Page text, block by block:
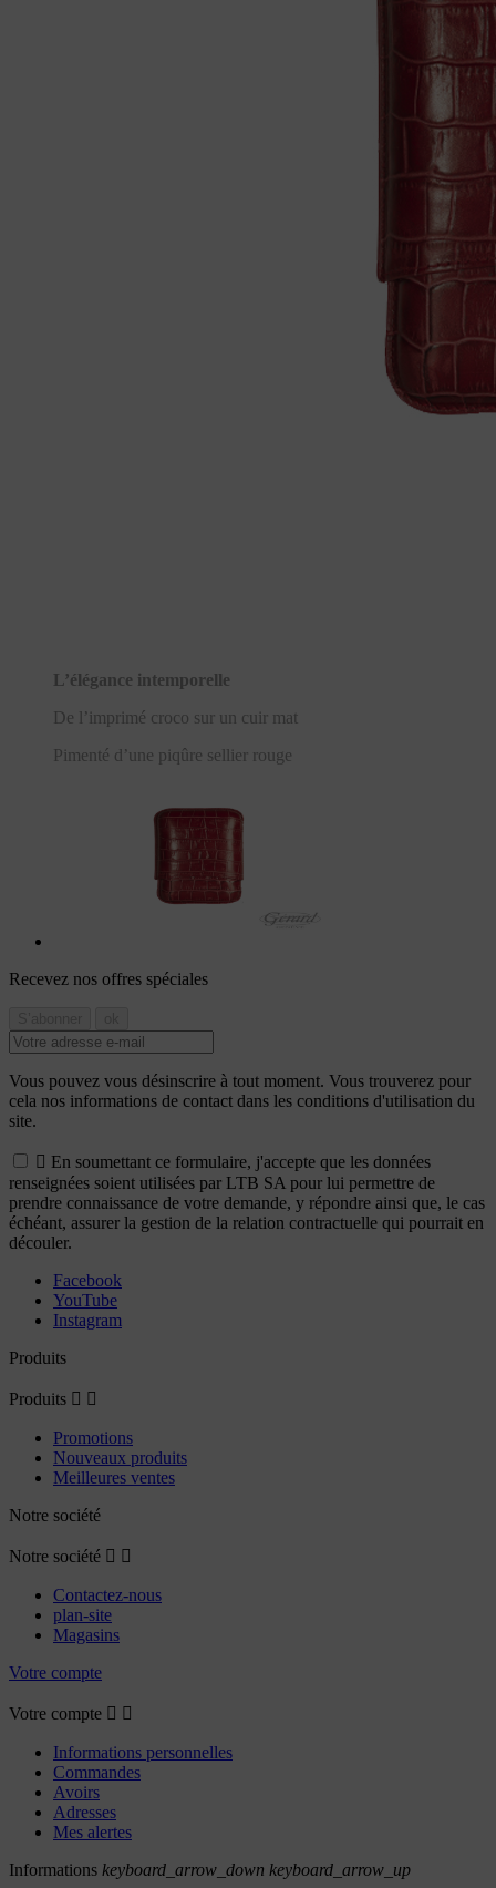
L’élégance intemporelle
De l’imprimé croco sur un cuir mat
Pimenté d’une piqûre sellier rouge
Recevez nos offres spéciales
Vous pouvez vous désinscrire à tout moment. Vous trouverez pour
cela nos informations de contact dans les conditions d'utilisation du
site.
 En soumettant ce formulaire, j'accepte que les données
renseignées soient utilisées par LTB SA pour lui permettre de
prendre connaissance de votre demande, y répondre ainsi que, le cas
échéant, assurer la gestion de la relation contractuelle qui pourrait en
découler.
Facebook
YouTube
Instagram
Produits
Produits  
Promotions
Nouveaux produits
Meilleures ventes
Notre société
Notre société  
Contactez-nous
plan-site
Magasins
Votre compte
Votre compte  
Informations personnelles
Commandes
Avoirs
Adresses
Mes alertes
Informations keyboard_arrow_down keyboard_arrow_up